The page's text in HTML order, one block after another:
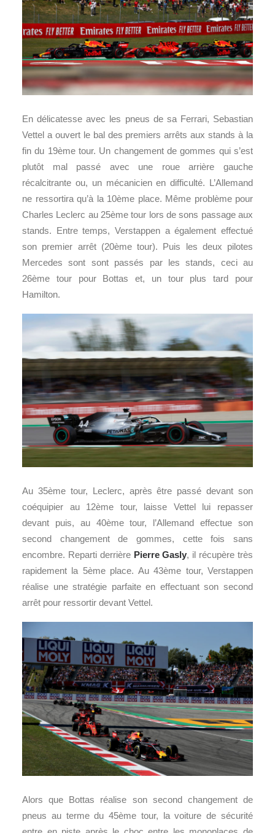
En délicatesse avec les pneus de sa Ferrari, Sebastian
Vettel a ouvert le bal des premiers arrêts aux stands à la
fin du 19ème tour. Un changement de gommes qui s’est
plutôt mal passé avec une roue arrière gauche
récalcitrante ou, un mécanicien en difficulté. L’Allemand
ne ressortira qu’à la 10ème place. Même problème pour
Charles Leclerc au 25ème tour lors de sons passage aux
stands. Entre temps, Verstappen a également effectué
son premier arrêt (20ème tour). Puis les deux pilotes
Mercedes sont sont passés par les stands, ceci au
26ème tour pour Bottas et, un tour plus tard pour
Hamilton.
Au 35ème tour, Leclerc, après être passé devant son
coéquipier au 12ème tour, laisse Vettel lui repasser
devant puis, au 40ème tour, l’Allemand effectue son
second changement de gommes, cette fois sans
encombre. Reparti derrière Pierre Gasly, il récupère très
rapidement la 5ème place. Au 43ème tour, Verstappen
réalise une stratégie parfaite en effectuant son second
arrêt pour ressortir devant Vettel.
Alors que Bottas réalise son second changement de
pneus au terme du 45ème tour, la voiture de sécurité